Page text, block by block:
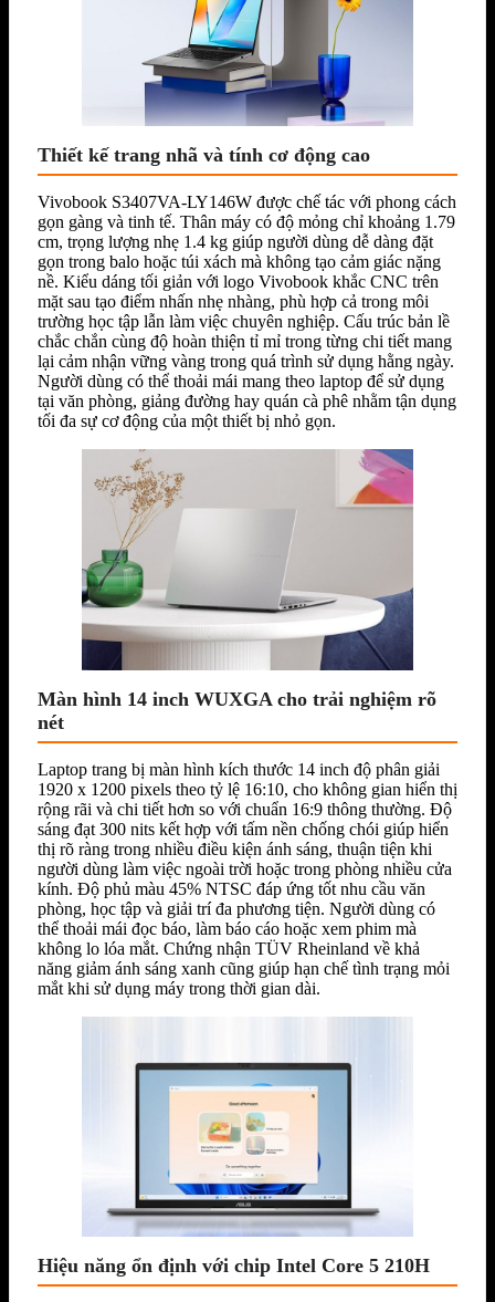
Thiết kế trang nhã và tính cơ động cao
Vivobook S3407VA-LY146W được chế tác với phong cách
gọn gàng và tinh tế. Thân máy có độ mỏng chỉ khoảng 1.79
cm, trọng lượng nhẹ 1.4 kg giúp người dùng dễ dàng đặt
gọn trong balo hoặc túi xách mà không tạo cảm giác nặng
nề. Kiểu dáng tối giản với logo Vivobook khắc CNC trên
mặt sau tạo điểm nhấn nhẹ nhàng, phù hợp cả trong môi
trường học tập lẫn làm việc chuyên nghiệp. Cấu trúc bản lề
chắc chắn cùng độ hoàn thiện tỉ mỉ trong từng chi tiết mang
lại cảm nhận vững vàng trong quá trình sử dụng hằng ngày.
Người dùng có thể thoải mái mang theo laptop để sử dụng
tại văn phòng, giảng đường hay quán cà phê nhằm tận dụng
tối đa sự cơ động của một thiết bị nhỏ gọn.
Màn hình 14 inch WUXGA cho trải nghiệm rõ
nét
Laptop trang bị màn hình kích thước 14 inch độ phân giải
1920 x 1200 pixels theo tỷ lệ 16:10, cho không gian hiển thị
rộng rãi và chi tiết hơn so với chuẩn 16:9 thông thường. Độ
sáng đạt 300 nits kết hợp với tấm nền chống chói giúp hiển
thị rõ ràng trong nhiều điều kiện ánh sáng, thuận tiện khi
người dùng làm việc ngoài trời hoặc trong phòng nhiều cửa
kính. Độ phủ màu 45% NTSC đáp ứng tốt nhu cầu văn
phòng, học tập và giải trí đa phương tiện. Người dùng có
thể thoải mái đọc báo, làm báo cáo hoặc xem phim mà
không lo lóa mắt. Chứng nhận TÜV Rheinland về khả
năng giảm ánh sáng xanh cũng giúp hạn chế tình trạng mỏi
mắt khi sử dụng máy trong thời gian dài.
Hiệu năng ổn định với chip Intel Core 5 210H